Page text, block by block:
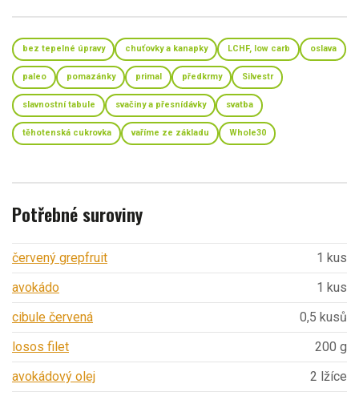
bez tepelné úpravy chuťovky a kanapky LCHF, low carb oslava
paleo pomazánky primal předkrmy Silvestr
slavnostní tabule svačiny a přesnídávky svatba
těhotenská cukrovka vaříme ze základu Whole30
Potřebné suroviny
červený grepfruit
1 kus
avokádo
1 kus
cibule červená
0,5 kusů
losos filet
200 g
avokádový olej
2 lžíce